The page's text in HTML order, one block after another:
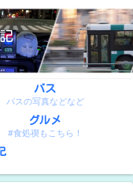
バス
バスの写真などなど
グルメ
#食処禊もこちら！